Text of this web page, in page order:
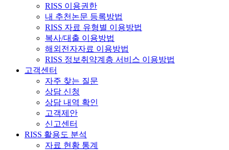
RISS 이용권한
내 추천논문 등록방법
RISS 자료 유형별 이용방법
복사/대출 이용방법
해외전자자료 이용방법
RISS 정보취약계층 서비스 이용방법
고객센터
자주 찾는 질문
상담 신청
상담 내역 확인
고객제안
신고센터
RISS 활용도 분석
자료 현황 통계